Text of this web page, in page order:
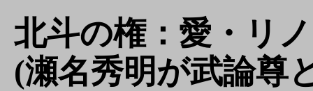
北斗の権：愛・リ
(瀬名秀明が武論尊